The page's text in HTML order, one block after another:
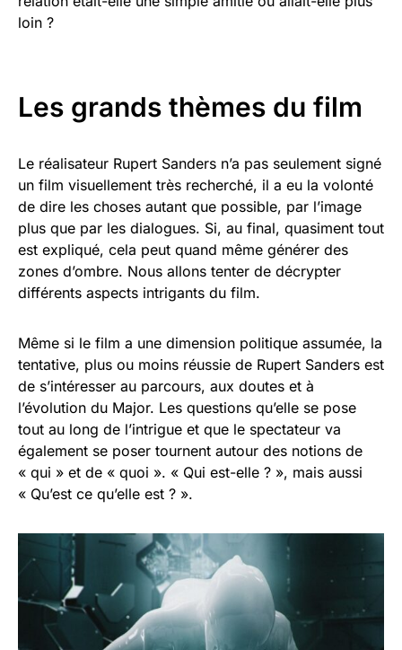
loin ?
Les grands thèmes du film
Le réalisateur Rupert Sanders n’a pas seulement signé
un film visuellement très recherché, il a eu la volonté
de dire les choses autant que possible, par l’image
plus que par les dialogues. Si, au final, quasiment tout
est expliqué, cela peut quand même générer des
zones d’ombre. Nous allons tenter de décrypter
différents aspects intrigants du film.
Même si le film a une dimension politique assumée, la
tentative, plus ou moins réussie de Rupert Sanders est
de s’intéresser au parcours, aux doutes et à
l’évolution du Major. Les questions qu’elle se pose
tout au long de l’intrigue et que le spectateur va
également se poser tournent autour des notions de
« qui » et de « quoi ». « Qui est-elle ? », mais aussi
« Qu’est ce qu’elle est ? ».